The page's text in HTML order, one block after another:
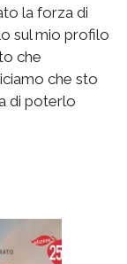
la forza di
sul mio profilo
che
che sto
di poterlo